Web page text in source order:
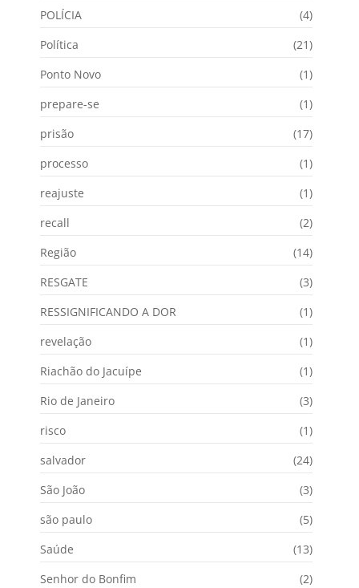
POLÍCIA
(4)
Política
(21)
Ponto Novo
(1)
prepare-se
(1)
prisão
(17)
processo
(1)
reajuste
(1)
recall
(2)
Região
(14)
RESGATE
(3)
RESSIGNIFICANDO A DOR
(1)
revelação
(1)
Riachão do Jacuípe
(1)
Rio de Janeiro
(3)
risco
(1)
salvador
(24)
São João
(3)
são paulo
(5)
Saúde
(13)
Senhor do Bonfim
(2)